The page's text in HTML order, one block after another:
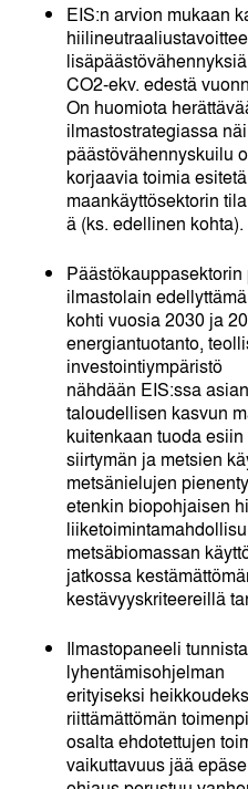
EIS:n arvion mukaan
CO2-ekv. edestä
On huomiota
ilmastostrategiassa
päästövähennyskuilu
korjaavia toimia
maankäyttösektorin
ä (ks. edellinen kohta).
ilmastolain
kohti vuosia 2030 ja
energiantuotanto,
investointiympäristö
nähdään EIS:ssa
taloudellisen kasvun
kuitenkaan tuoda
siirtymän ja metsien
metsänielujen
etenkin biopohjaisen
metsäbiomassan
jatkossa
kestävyyskriteereillä
Ilmastopaneeli
lyhentämisohjelman
erityiseksi
riittämättömän
osalta ehdotettujen
vaikuttavuus jää